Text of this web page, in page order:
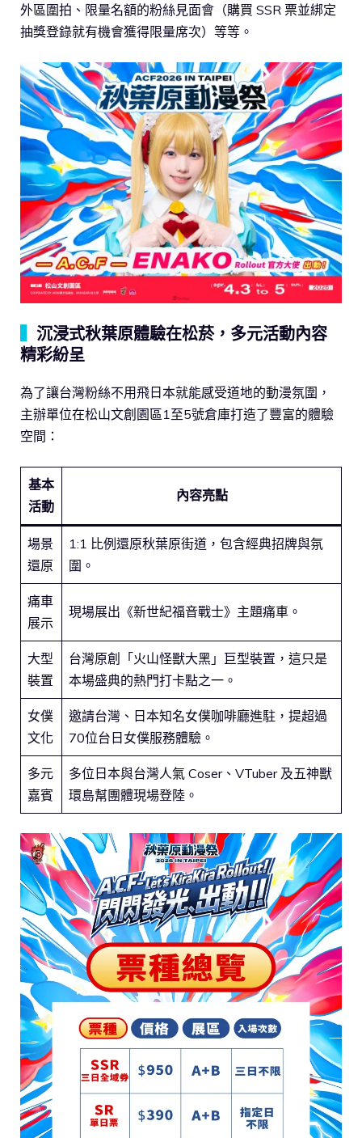
外區圍拍、限量名額的粉絲見面會（購買 SSR 票並綁定
抽獎登錄就有機會獲得限量席次）等等。
沉浸式秋葉原體驗在松菸，多元活動內容
精彩紛呈
為了讓台灣粉絲不用飛日本就能感受道地的動漫氛圍，
主辦單位在松山文創園區1至5號倉庫打造了豐富的體驗
空間：
基本
活動
內容亮點
場景
還原
1:1 比例還原秋葉原街道，包含經典招牌與氛
圍。
痛車
展示
現場展出《新世紀福音戰士》主題痛車。
大型
裝置
台灣原創「火山怪獸大黑」巨型裝置，這只是
本場盛典的熱門打卡點之一。
女僕
文化
邀請台灣、日本知名女僕咖啡廳進駐，提超過
70位台日女僕服務體驗。
多元
嘉賓
多位日本與台灣人氣 Coser、VTuber 及五神獸
環島幫團體現場登陸。